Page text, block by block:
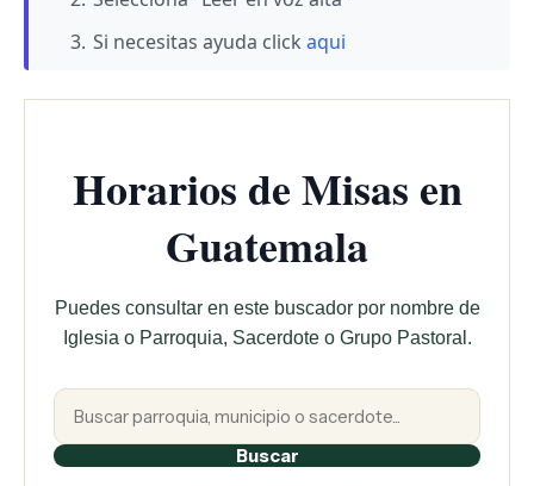
Si necesitas ayuda click aqui
Horarios de Misas en
Guatemala
Puedes consultar en este buscador por nombre de
Iglesia o Parroquia, Sacerdote o Grupo Pastoral.
Buscar